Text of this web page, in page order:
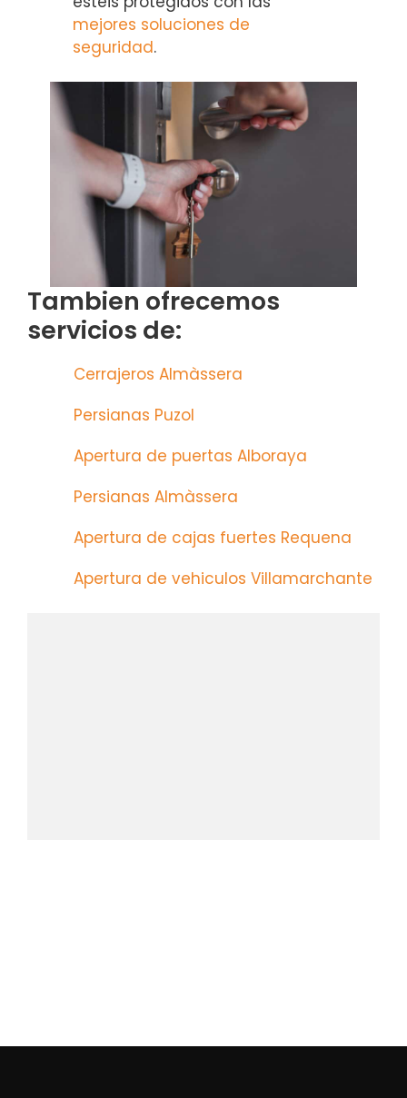
mejores soluciones de
seguridad.
Tambien ofrecemos
servicios de:
Cerrajeros Almàssera
Persianas Puzol
Apertura de puertas Alboraya
Persianas Almàssera
Apertura de cajas fuertes Requena
Apertura de vehiculos Villamarchante